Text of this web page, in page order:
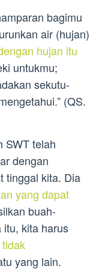
bagimu
air (hujan)
hujan itu
untukmu;
sekutu-
(QS.
SWT telah
dengan
tinggal kita. Dia
yang dapat
buah-
itu, kita harus
yang lain.